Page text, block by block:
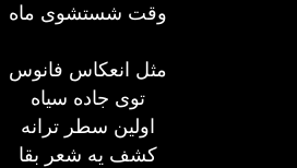
وقت شستشوی ماه
مثل انعکاس فانوس
توی جاده سیاه
اولین سطر ترانه
کشف یه شعر بقا